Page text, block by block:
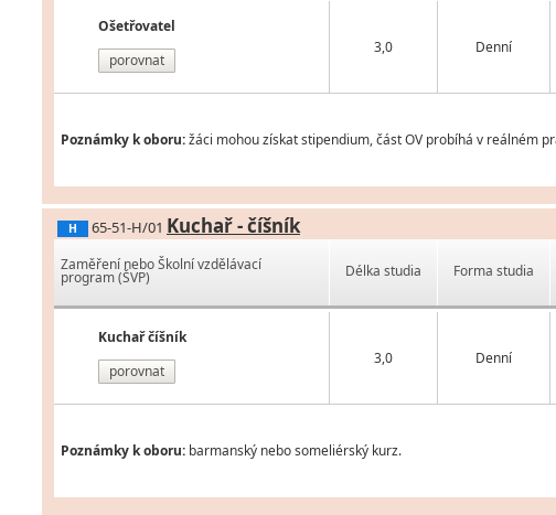
Ošetřovatel
porovnat
3,0 Denní
Poznámky k oboru:žáci mohou získat stipendium, část OV probíhá v reálném
H 65-51-H/01 Kuchař - číšník
Zaměření nebo Školní vzdělávací
program (ŠVP)
Kuchař číšník
porovnat
Délka studia Forma studia
3,0 Denní
Poznámky k oboru: barmanský nebo someliérský kurz.